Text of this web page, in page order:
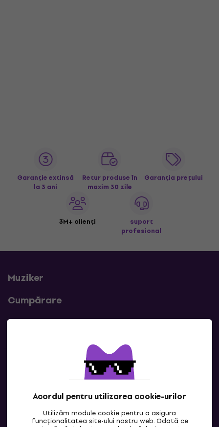
Acordul pentru utilizarea cookie-urilor
Utilizăm module cookie pentru a asigura
funcționalitatea site-ului nostru web. Odată ce
Garanție extinsă
la 3 ani
Retur produse în
maxim 30 zile
Garanția prețului
3M+ clienți
suport
profesional
Muziker
Cumpărare
Linkuri utile
Contacte
Contactează-ne